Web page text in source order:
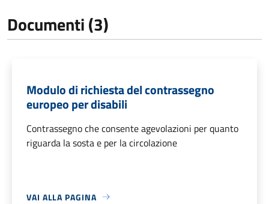
Documenti (3)
Modulo di richiesta del contrassegno
europeo per disabili
Contrassegno che consente agevolazioni per quanto
riguarda la sosta e per la circolazione
VAI ALLA PAGINA